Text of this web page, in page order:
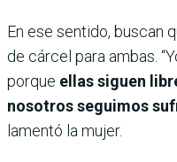
En ese sentido, buscan
de cárcel para ambas.
porque ellas siguen
nosotros seguimos
lamentó la mujer.